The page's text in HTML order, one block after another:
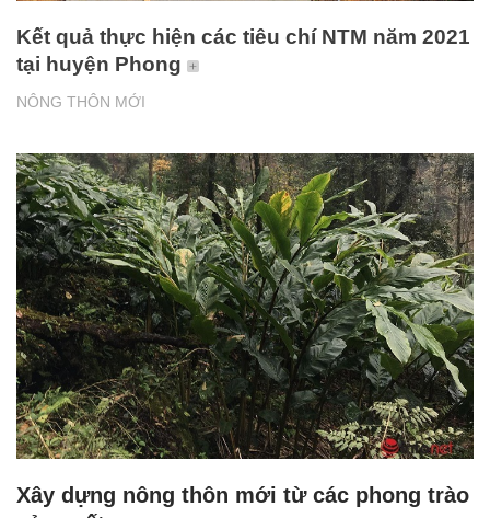
NÔNG THÔN MỚI
Kết quả thực hiện các tiêu chí NTM năm 2021
tại huyện Phong
Xây dựng nông thôn mới từ các phong trào